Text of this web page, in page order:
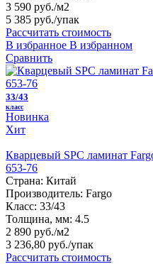
3 590 руб./м2
5 385 руб./упак
Рассчитать стоимость
В избранное В избранном
Сравнить
33/43
класс
Новинка
Хит
Кварцевый SPC ламинат
653-76
Страна: Китай
Производитель: Fargo
Класс: 33/43
Толщина, мм: 4.5
2 890 руб./м2
3 236,80 руб./упак
Рассчитать стоимость